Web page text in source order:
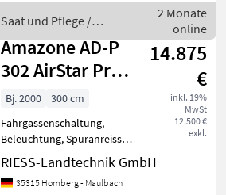
Schleppschare,
Exaktstriegel, R
Saat und Pflege /
Amazone
2 Monate
online
Amazone AD-P
302 AirStar Profi
KE 303
14.875
€
inkl. 19%
MwSt
12.500 €
exkl.
Bj. 2000
300 cm
Fahrgassenschaltung,
Beleuchtung, Spuranreisser
Reihen- / Körperabstand:
12, 5 cm, Bordcomputer /
Monitor, Exaktstriegel,
RIESS-Landtechnik GmbH
35315 Homberg - Maulbach